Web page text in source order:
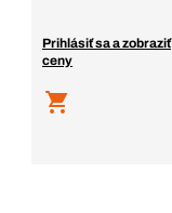
Prihlásiť sa a zobraziť
ceny